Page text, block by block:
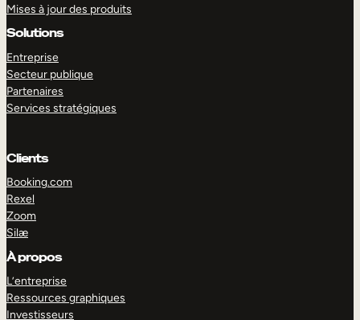
Mises à jour des produits
Solutions
Entreprise
Secteur publique
Partenaires
Services stratégiques
Clients
Booking.com
Rexel
Zoom
Silæ
À propos
L’entreprise
Ressources graphiques
Investisseurs